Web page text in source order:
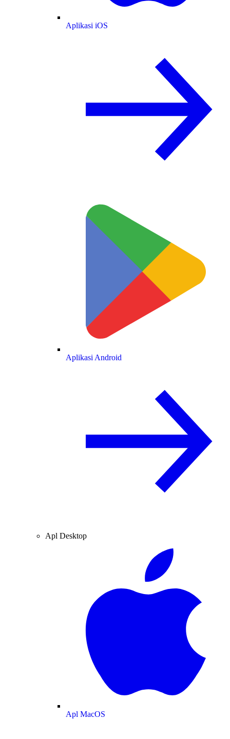
Aplikasi iOS
Aplikasi Android
Apl Desktop
Apl MacOS